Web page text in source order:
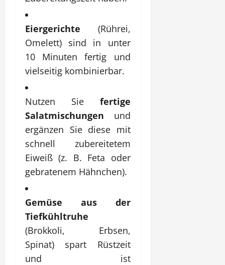
Eiergerichte (Rührei,
Omelett) sind in unter
10 Minuten fertig und
vielseitig kombinierbar.
Nutzen Sie fertige
Salatmischungen und
ergänzen Sie diese mit
schnell zubereitetem
Eiweiß (z. B. Feta oder
gebratenem Hähnchen).
Gemüse aus der
Tiefkühltruhe
(Brokkoli, Erbsen,
Spinat) spart Rüstzeit
und ist